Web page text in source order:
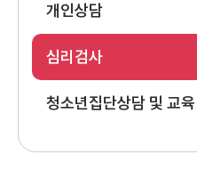
개인상담
심리검사
청소년집단상담 및 교육